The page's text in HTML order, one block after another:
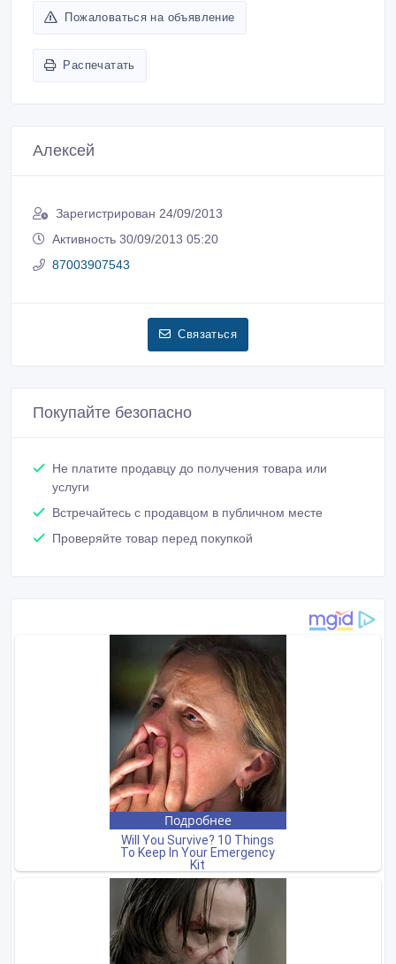
Пожаловаться на объявление
Распечатать
Алексей
Зарегистрирован 24/09/2013
Активность 30/09/2013 05:20
87003907543
Связаться
Покупайте безопасно
Не платите продавцу до получения товара или
услуги
Встречайтесь с продавцом в публичном месте
Проверяйте товар перед покупкой